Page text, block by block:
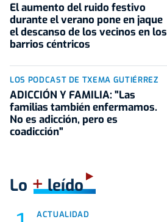
El aumento del ruido festivo
durante el verano pone en jaque
el descanso de los vecinos en los
barrios céntricos
LOS PODCAST DE TXEMA GUTIÉRREZ
ADICCIÓN Y FAMILIA: "Las
familias también enfermamos.
No es adicción, pero es
coadicción"
Lo +leído
ACTUALIDAD